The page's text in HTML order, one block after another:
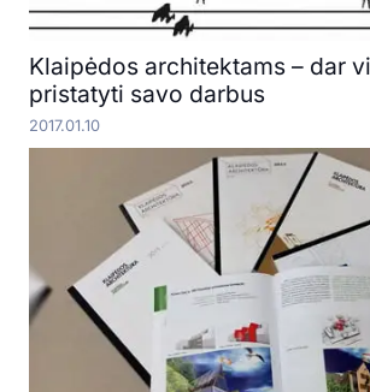
Klaipėdos architektams – dar
pristatyti savo darbus
2017.01.10